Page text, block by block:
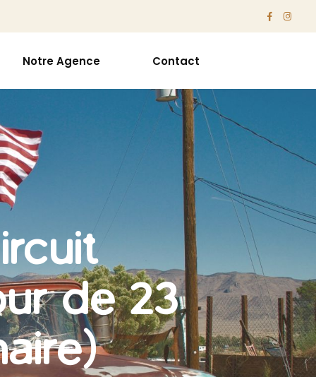
Notre Agence Contact
de 23